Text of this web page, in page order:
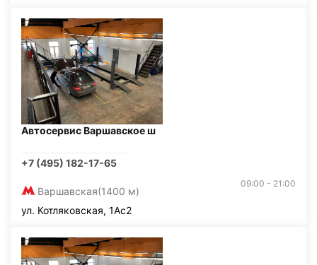
Автосервис Варшавское ш
+7 (495) 182-17-65
Варшавская(1400 м)
09:00 - 21:00
ул. Котляковская, 1Ас2